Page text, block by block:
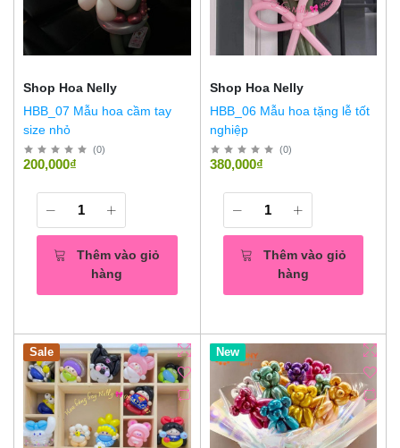
Shop Hoa Nelly
HBB_07 Mẫu hoa cầm tay
size nhỏ
(0)
200,000₫
Thêm vào giỏ
hàng
Shop Hoa Nelly
HBB_06 Mẫu hoa tặng lễ tốt
nghiệp
(0)
380,000₫
Thêm vào giỏ
hàng
Sale New